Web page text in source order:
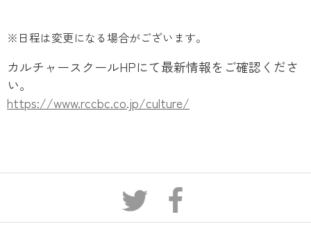
※日程は変更になる場合がございます。
カルチャースクールHPにて最新情報をご確認くださ
い。
https://www.rccbc.co.jp/culture/